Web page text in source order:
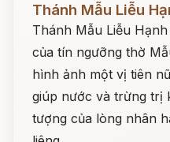
Thánh Mẫu Liễu
Thánh Mẫu Liễu
của tín ngưỡng thờ
hình ảnh một vị tiên
giúp nước và trừng trị
tượng của lòng nhân